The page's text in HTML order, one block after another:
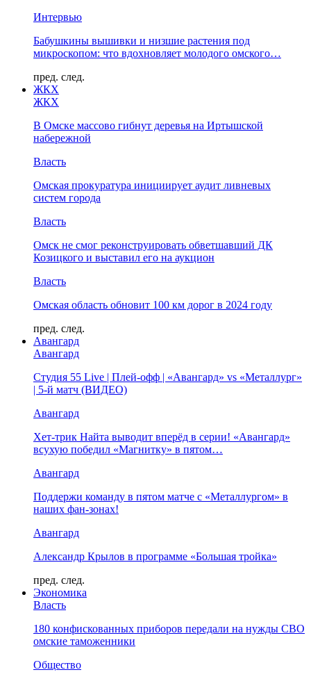
Интервью
Бабушкины вышивки и низшие растения под
микроскопом: что вдохновляет молодого омского…
пред. след.
ЖКХ
ЖКХ
В Омске массово гибнут деревья на Иртышской
набережной
Власть
Омская прокуратура инициирует аудит ливневых
систем города
Власть
Омск не смог реконструировать обветшавший ДК
Козицкого и выставил его на аукцион
Власть
Омская область обновит 100 км дорог в 2024 году
пред. след.
Авангард
Авангард
Студия 55 Live | Плей-офф | «Авангард» vs «Металлург»
| 5-й матч (ВИДЕО)
Авангард
Хет-трик Найта выводит вперёд в серии! «Авангард»
всухую победил «Магнитку» в пятом…
Авангард
Поддержи команду в пятом матче с «Металлургом» в
наших фан-зонах!
Авангард
Александр Крылов в программе «Большая тройка»
пред. след.
Экономика
Власть
180 конфискованных приборов передали на нужды СВО
омские таможенники
Общество